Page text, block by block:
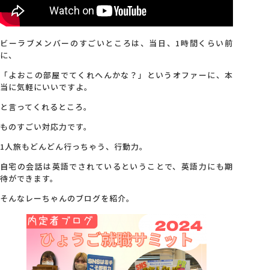
ビーラブメンバーのすごいところは、当日、1時間くらい前
に、
「よおこの部屋でてくれへんかな？」というオファーに、本
当に気軽にいいですよ。
と言ってくれるところ。
ものすごい対応力です。
1人旅もどんどん行っちゃう、行動力。
自宅の会話は英語でされているということで、英語力にも期
待ができます。
そんなレーちゃんのブログを紹介。